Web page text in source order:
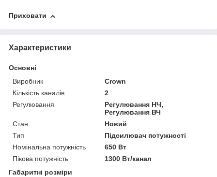
Приховати
Характеристики
Основні
Виробник
Crown
Кількість каналів
2
Регулювання
Регулювання НЧ,
Регулювання ВЧ
Стан
Новий
Тип
Підсилювач потужності
Номінальна потужність
650 Вт
Пікова потужність
1300 Вт/канал
Габаритні розміри